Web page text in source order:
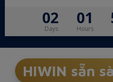
02 01
Days Hours
HIWIN sẵn